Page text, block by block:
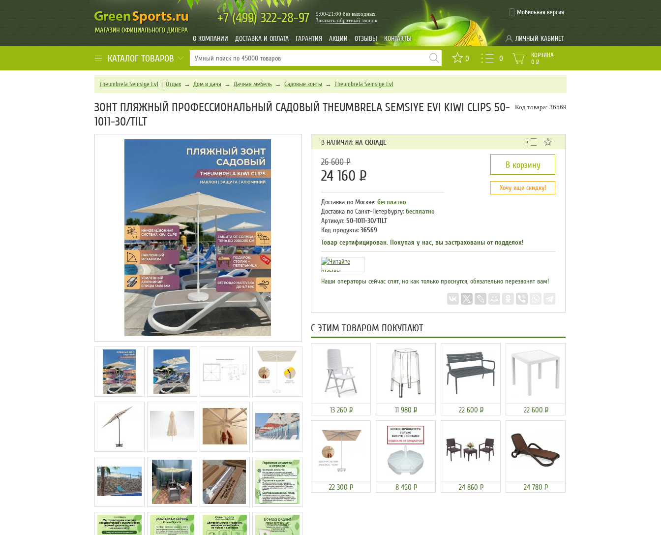
+7 (499)322-28-97 Заказать обратный звонок
9:00-21:00 без выходных
О КОМПАНИИ ДОСТАВКА И ОПЛАТА ГАРАНТИЯ АКЦИИ ОТЗЫВЫ КОНТАКТЫ
Мобильная версия
ЛИЧНЫЙ КАБИНЕТ
КАТАЛОГ ТОВАРОВ 0 0
КОРЗИНА
0 Р
Theumbrela Semsiye Evi | Отдых → Дом и дача → Дачная мебель → Садовые зонты → Theumbrela Semsiye Evi
Код товара: 36569
ЗОНТ ПЛЯЖНЫЙ ПРОФЕССИОНАЛЬНЫЙ САДОВЫЙ THEUMBRELA SEMSIYE EVI KIWI CLIPS 50-
1011-30/TILT
В НАЛИЧИИ: НА СКЛАДЕ
26 600Р
24 160 Р
В корзину
Хочу еще скидку!
Доставка по Москве: бесплатно
Доставка по Санкт-Петербургу: бесплатно
Артикул: 50-1011-30/TILT
Код продукта: 36569
Товар сертифицирован. Покупая у нас, вы застрахованы от подделок!
Наши операторы сейчас спят, но как только проснутся, обязательно перезвонят вам!
С ЭТИМ ТОВАРОМ ПОКУПАЮТ
13 260 Р 11 980 Р 22 600 Р 22 600 Р
22 300 Р 8 460 Р 24 860 Р 24 780 Р